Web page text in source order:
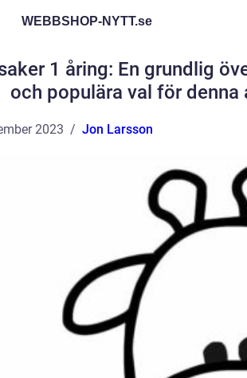
WEBBSHOP-NYTT.se
1 åring: En grundlig
och populära val för denna
2023 Jon Larsson